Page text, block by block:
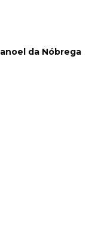
da Nóbrega